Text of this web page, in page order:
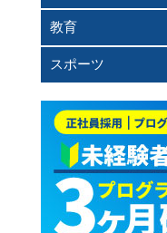
教育
スポーツ